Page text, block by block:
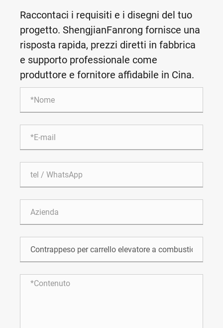
Raccontaci i requisiti e i disegni del tuo
progetto. ShengjianFanrong fornisce una
risposta rapida, prezzi diretti in fabbrica
e supporto professionale come
produttore e fornitore affidabile in Cina.